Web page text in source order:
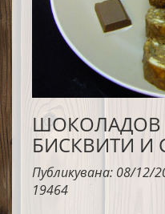
ШОКОЛАДОВ
БИСКВИТИ И
Публикувана: 08/12/
19464